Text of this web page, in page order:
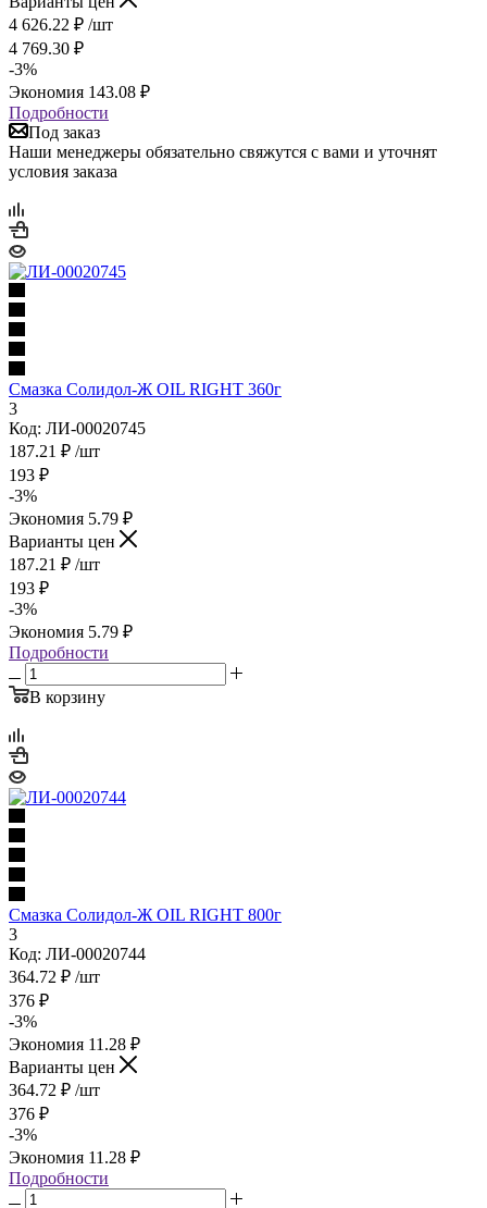
4 626.22 ₽ /шт
4 769.30 ₽
-3%
Экономия 143.08 ₽
Подробности
Под заказ
Наши менеджеры обязательно свяжутся с вами и уточнят
условия заказа
Смазка Солидол-Ж OIL RIGHT 360г
3
Код: ЛИ-00020745
187.21 ₽ /шт
193 ₽
-3%
Экономия 5.79 ₽
Варианты цен
187.21 ₽ /шт
193 ₽
-3%
Экономия 5.79 ₽
Подробности
В корзину
Смазка Солидол-Ж OIL RIGHT 800г
3
Код: ЛИ-00020744
364.72 ₽ /шт
376 ₽
-3%
Экономия 11.28 ₽
Варианты цен
364.72 ₽ /шт
376 ₽
-3%
Экономия 11.28 ₽
Подробности